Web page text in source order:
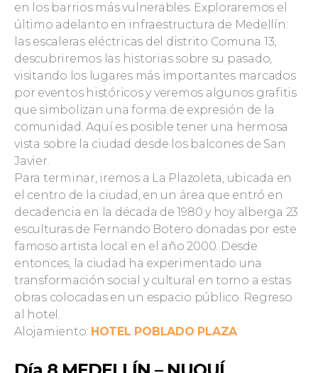
en los barrios más vulnerables. Exploraremos el
último adelanto en infraestructura de Medellín:
las escaleras eléctricas del distrito Comuna 13,
descubriremos las historias sobre su pasado,
visitando los lugares más importantes marcados
por eventos históricos y veremos algunos grafitis
que simbolizan una forma de expresión de la
comunidad. Aquí es posible tener una hermosa
vista sobre la ciudad desde los balcones de San
Javier.
Para terminar, iremos a La Plazoleta, ubicada en
el centro de la ciudad, en un área que entró en
decadencia en la década de 1980 y hoy alberga 23
esculturas de Fernando Botero donadas por este
famoso artista local en el año 2000. Desde
entonces, la ciudad ha experimentado una
transformación social y cultural en torno a estas
obras colocadas en un espacio público. Regreso
al hotel.
Alojamiento: HOTEL POBLADO PLAZA